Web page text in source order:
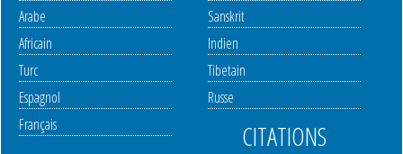
Arabe
Africain
Turc
Espagnol
Français
Sanskrit
Indien
Tibetain
Russe
CITATIONS